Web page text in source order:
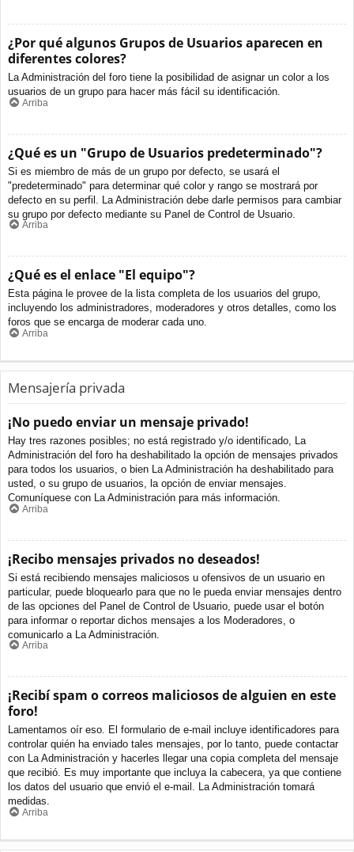
¿Por qué algunos Grupos de Usuarios aparecen en
diferentes colores?
La Administración del foro tiene la posibilidad de asignar un color a los
usuarios de un grupo para hacer más fácil su identificación.
Arriba
¿Qué es un "Grupo de Usuarios predeterminado"?
Si es miembro de más de un grupo por defecto, se usará el
"predeterminado" para determinar qué color y rango se mostrará por
defecto en su perfil. La Administración debe darle permisos para cambiar
su grupo por defecto mediante su Panel de Control de Usuario.
Arriba
¿Qué es el enlace "El equipo"?
Esta página le provee de la lista completa de los usuarios del grupo,
incluyendo los administradores, moderadores y otros detalles, como los
foros que se encarga de moderar cada uno.
Arriba
Mensajería privada
¡No puedo enviar un mensaje privado!
Hay tres razones posibles; no está registrado y/o identificado, La
Administración del foro ha deshabilitado la opción de mensajes privados
para todos los usuarios, o bien La Administración ha deshabilitado para
usted, o su grupo de usuarios, la opción de enviar mensajes.
Comuníquese con La Administración para más información.
Arriba
¡Recibo mensajes privados no deseados!
Si está recibiendo mensajes maliciosos u ofensivos de un usuario en
particular, puede bloquearlo para que no le pueda enviar mensajes dentro
de las opciones del Panel de Control de Usuario, puede usar el botón
para informar o reportar dichos mensajes a los Moderadores, o
comunicarlo a La Administración.
Arriba
¡Recibí spam o correos maliciosos de alguien en este
foro!
Lamentamos oír eso. El formulario de e-mail incluye identificadores para
controlar quién ha enviado tales mensajes, por lo tanto, puede contactar
con La Administración y hacerles llegar una copia completa del mensaje
que recibió. Es muy importante que incluya la cabecera, ya que contiene
los datos del usuario que envió el e-mail. La Administración tomará
medidas.
Arriba